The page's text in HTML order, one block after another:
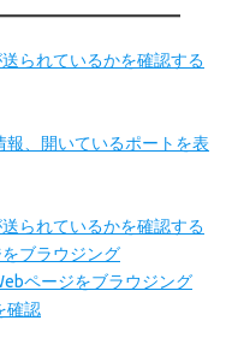
られているかを確認する
、開いているポートを表
られているかを確認する
ブラウジング
ページをブラウジング
確認